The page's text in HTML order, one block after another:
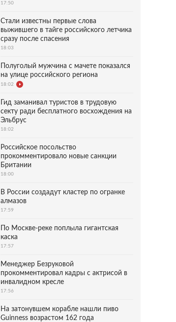
17:50
Стали известны первые слова
выжившего в тайге российского летчика
сразу после спасения
18:03
Полуголый мужчина с мачете показался
на улице российского региона
18:02
Гид заманивал туристов в трудовую
секту ради бесплатного восхождения на
Эльбрус
18:02
Российское посольство
прокомментировало новые санкции
Британии
18:00
В России создадут кластер по огранке
алмазов
17:59
По Москве-реке поплыла гигантская
каска
17:57
Менеджер Безруковой
прокомментировал кадры с актрисой в
инвалидном кресле
17:56
На затонувшем корабле нашли пиво
Guinness возрастом 162 года